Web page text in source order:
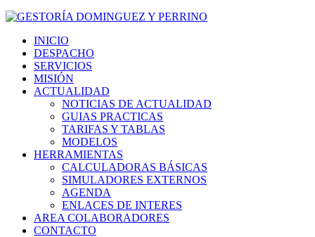
INICIO
DESPACHO
SERVICIOS
MISIÓN
ACTUALIDAD
NOTICIAS DE ACTUALIDAD
GUIAS PRACTICAS
TARIFAS Y TABLAS
MODELOS
HERRAMIENTAS
CALCULADORAS BÁSICAS
SIMULADORES EXTERNOS
AGENDA
ENLACES DE INTERES
AREA COLABORADORES
CONTACTO